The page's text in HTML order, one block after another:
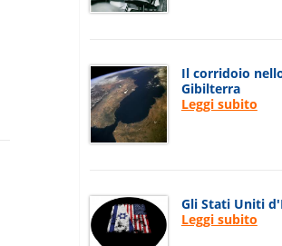
Il corridoio
Gibilterra
Leggi subito
Gli Stati Uniti
Leggi subito